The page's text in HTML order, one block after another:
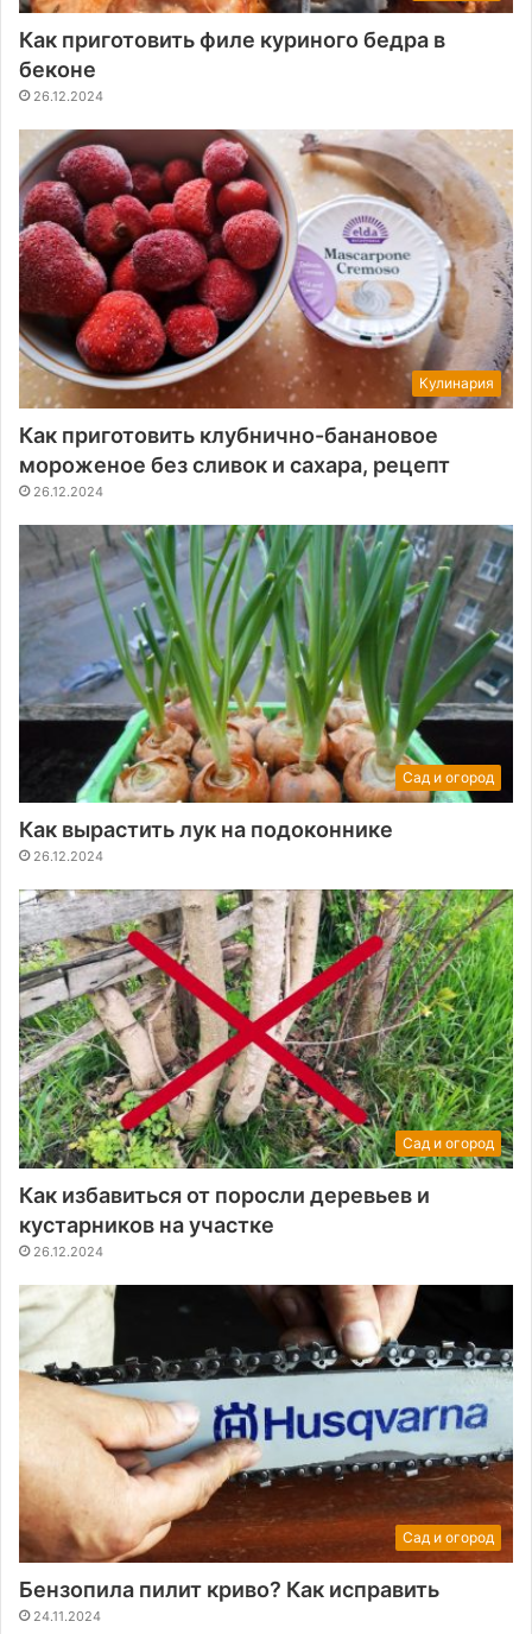
Как приготовить филе куриного бедра в
беконе
26.12.2024
Кулинария
Как приготовить клубнично-банановое
мороженое без сливок и сахара, рецепт
26.12.2024
Сад и огород
Как вырастить лук на подоконнике
26.12.2024
Сад и огород
Как избавиться от поросли деревьев и
кустарников на участке
26.12.2024
Сад и огород
Бензопила пилит криво? Как исправить
24.11.2024